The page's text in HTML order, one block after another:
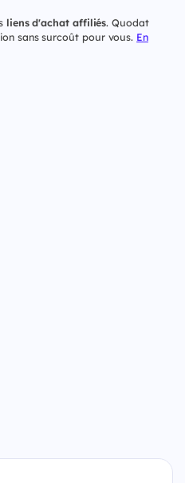
liens d'achat affiliés. Quodat
sans surcoût pour vous. En